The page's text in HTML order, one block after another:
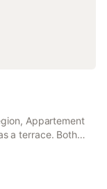
Appartement
a terrace. Both
the apartment